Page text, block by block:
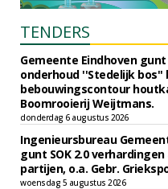
TENDERS
Gemeente Eindhoven
onderhoud ''Stedelijk bos''
bebouwingscontour
Boomrooierij Weijtmans.
donderdag 6 augustus 2026
Ingenieursbureau
gunt SOK 2.0
partijen, o.a. Gebr.
woensdag 5 augustus 2026